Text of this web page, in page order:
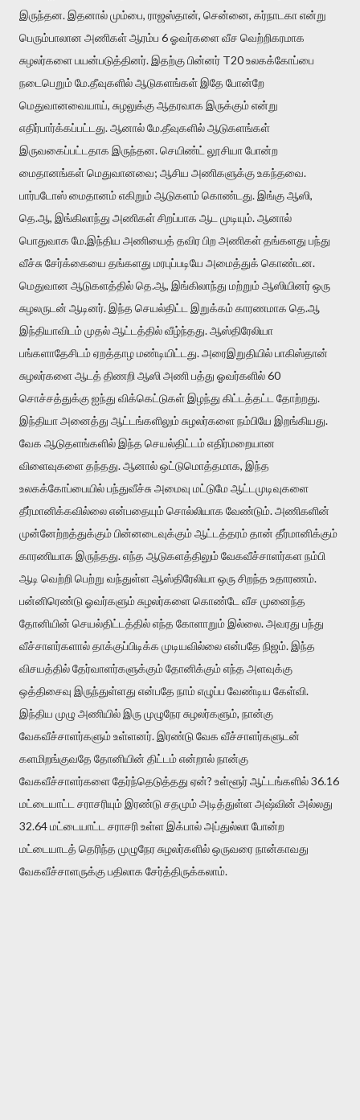
இருந்தன. இதனால் மும்பை, ராஜஸ்தான், சென்னை, கர்நாடகா என்று
பெரும்பாலான அணிகள் ஆரம்ப 6 ஓவர்களை வீச வெற்றிகரமாக
சுழலர்களை பயன்படுத்தினர். இதற்கு பின்னர் T20 உலகக்கோப்பை
நடைபெறும் மே.தீவுகளில் ஆடுகளங்கள் இதே போன்றே
மெதுவானவையாய், சுழலுக்கு ஆதரவாக இருக்கும் என்று
எதிர்பார்க்கப்பட்டது. ஆனால் மே.தீவுகளில் ஆடுகளங்கள்
இருவகைப்பட்டதாக இருந்தன. செயிண்ட் லூசியா போன்ற
மைதானங்கள் மெதுவானவை; ஆசிய அணிகளுக்கு உகந்தவை.
பார்படோஸ் மைதானம் எகிறும் ஆடுகளம் கொண்டது. இங்கு ஆஸி,
தெ.ஆ, இங்கிலாந்து அணிகள் சிறப்பாக ஆட முடியும். ஆனால்
பொதுவாக மே.இந்திய அணியைத் தவிர பிற அணிகள் தங்களது பந்து
வீச்சு சேர்க்கையை தங்களது மரபுப்படியே அமைத்துக் கொண்டன.
மெதுவான ஆடுகளத்தில் தெ.ஆ, இங்கிலாந்து மற்றும் ஆஸியினர் ஒரு
சுழலருடன் ஆடினர். இந்த செயல்திட்ட இறுக்கம் காரணமாக தெ.ஆ
இந்தியாவிடம் முதல் ஆட்டத்தில் வீழ்ந்தது. ஆஸ்திரேலியா
பங்களாதேசிடம் ஏறத்தாழ மண்டியிட்டது. அரைஇறுதியில் பாகிஸ்தான்
சுழலர்களை ஆடத் திணறி ஆஸி அணி பத்து ஓவர்களில் 60
சொச்சத்துக்கு ஐந்து விக்கெட்டுகள் இழந்து கிட்டத்தட்ட தோற்றது.
இந்தியா அனைத்து ஆட்டங்களிலும் சுழலர்களை நம்பியே இறங்கியது.
வேக ஆடுதளங்களில் இந்த செயல்திட்டம் எதிர்மறையான
விளைவுகளை தந்தது. ஆனால் ஒட்டுமொத்தமாக, இந்த
உலகக்கோப்பையில் பந்துவீச்சு அமைவு மட்டுமே ஆட்டமுடிவுகளை
தீர்மானிக்கவில்லை என்பதையும் சொல்லியாக வேண்டும். அணிகளின்
முன்னேற்றத்துக்கும் பின்னடைவுக்கும் ஆட்டத்தரம் தான் தீர்மானிக்கும்
காரணியாக இருந்தது. எந்த ஆடுகளத்திலும் வேகவீச்சாளர்கள நம்பி
ஆடி வெற்றி பெற்று வந்துள்ள ஆஸ்திரேலியா ஒரு சிறந்த உதாரணம்.
பன்னிரெண்டு ஓவர்களும் சுழலர்களை கொண்டே வீச முனைந்த
தோனியின் செயல்திட்டத்தில் எந்த கோளாறும் இல்லை. அவரது பந்து
வீச்சாளர்களால் தாக்குப்பிடிக்க முடியவில்லை என்பதே நிஜம். இந்த
விசயத்தில் தேர்வாளர்களுக்கும் தோனிக்கும் எந்த அளவுக்கு
ஒத்திசைவு இருந்துள்ளது என்பதே நாம் எழுப்ப வேண்டிய கேள்வி.
இந்திய முழு அணியில் இரு முழுநேர சுழலர்களும், நான்கு
வேகவீச்சாளர்களும் உள்ளனர். இரண்டு வேக வீச்சாளர்களுடன்
களமிறங்குவதே தோனியின் திட்டம் என்றால் நான்கு
வேகவீச்சாளர்களை தேர்ந்தெடுத்தது ஏன்? உள்ளூர் ஆட்டங்களில் 36.16
மட்டையாட்ட சராசரியும் இரண்டு சதமும் அடித்துள்ள அஷ்வின் அல்லது
32.64 மட்டையாட்ட சராசரி உள்ள இக்பால் அப்துல்லா போன்ற
மட்டையாடத் தெரிந்த முழுநேர சுழலர்களில் ஒருவரை நான்காவது
வேகவீச்சாளருக்கு பதிலாக சேர்த்திருக்கலாம்.